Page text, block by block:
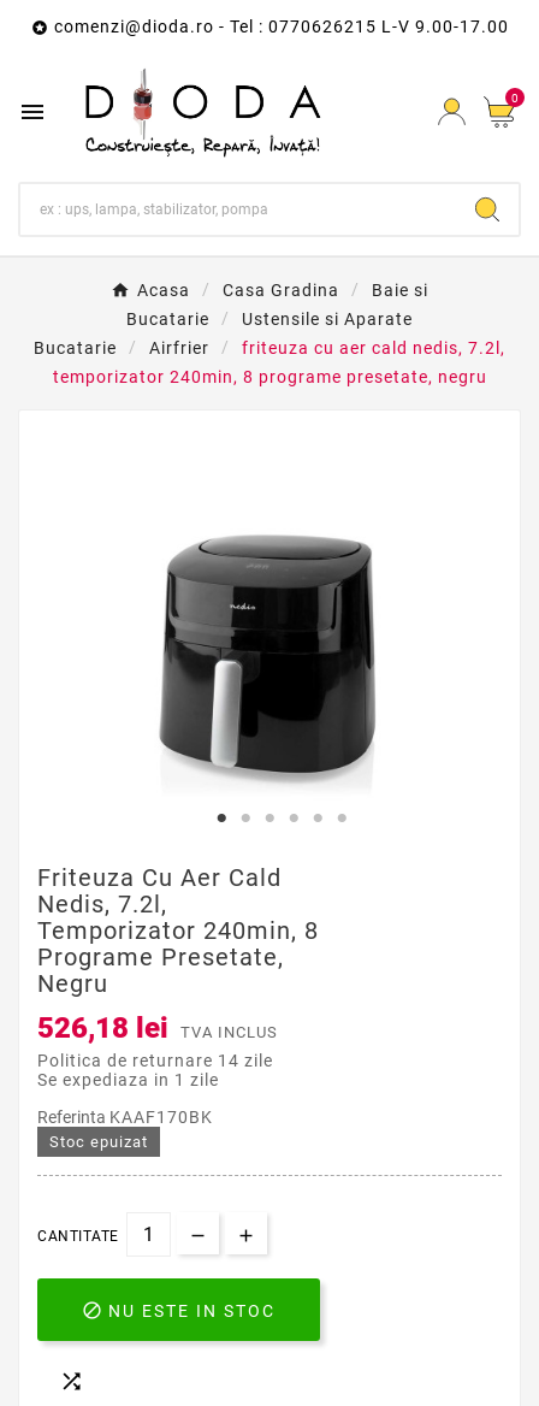
 comenzi@dioda.ro - Tel : 0770626215 L-V 9.00-17.00
 0
Acasa Casa Gradina
Baie si
Bucatarie
Ustensile si Aparate
Bucatarie
Airfrier
friteuza cu aer cald nedis, 7.2l,
temporizator 240min, 8 programe presetate, negru
Friteuza Cu Aer Cald
Nedis, 7.2l,
Temporizator 240min, 8
Programe Presetate,
Negru
526,18 lei TVA INCLUS
Politica de returnare 14 zile
Se expediaza in 1 zile
Referinta KAAF170BK
Stoc epuizat
CANTITATE
 NU ESTE IN STOC
